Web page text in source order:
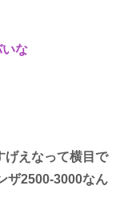
な
げえなって横目で
ザ2500-3000なん